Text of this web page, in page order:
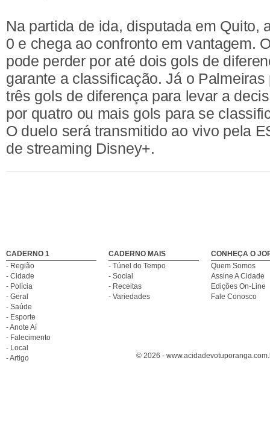
Na partida de ida, disputada em Quito,
0 e chega ao confronto em vantagem.
pode perder por até dois gols de
garante a classificação. Já o
três gols de diferença para levar a
por quatro ou mais gols para se
O duelo será transmitido ao vivo pela
de streaming Disney+.
CADERNO 1
- Região
- Cidade
- Polícia
- Geral
- Saúde
- Esporte
- Anote Aí
- Falecimento
- Local
- Artigo
CADERNO MAIS
- Túnel do Tempo
- Social
- Receitas
- Variedades
CONHEÇA O
Quem Somos
Assine A Cidade
Edições On-Line
Fale Conosco
© 2026 -